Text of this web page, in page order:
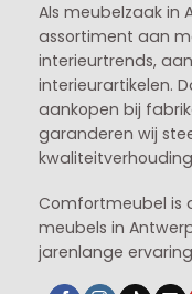
Als meubelzaak in
assortiment aan
interieurtrends,
interieurartikelen.
aankopen bij
garanderen wij
Comfortmeubel is
meubels in
jarenlange